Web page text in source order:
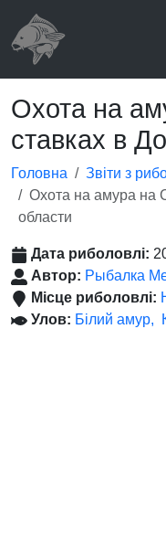
Охота на
ставках в
Головна
Звіти з
Охота на амура на
области
Дата риболовлі:
Автор: Рыбалка
Місце риболовлі:
Улов: Білий амур